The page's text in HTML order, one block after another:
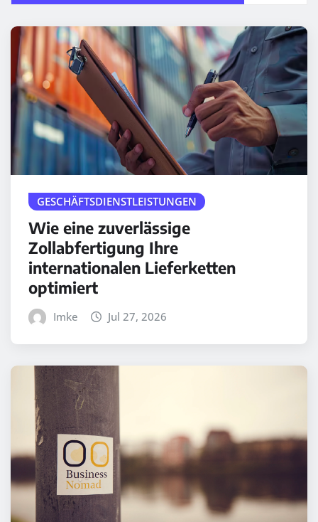
GESCHÄFTSDIENSTLEISTUNGEN
Wie eine zuverlässige
Zollabfertigung Ihre
internationalen Lieferketten
optimiert
Imke Jul 27, 2026